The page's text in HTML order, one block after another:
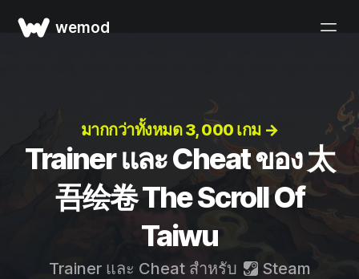
wemod
มากกว่าทั้งหมด 3, 000 เกม →
Trainer และ Cheat ของ 太
吾绘卷 The Scroll Of
Taiwu
Trainer และ Cheat สำหรับ Steam